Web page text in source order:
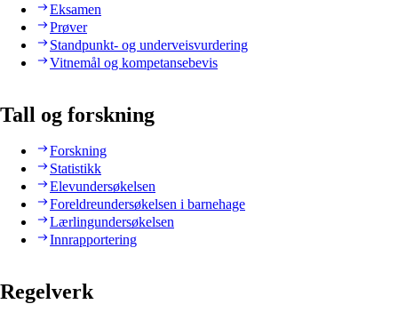
Eksamen
Prøver
Standpunkt- og underveisvurdering
Vitnemål og kompetansebevis
Tall og forskning
Forskning
Statistikk
Elevundersøkelsen
Foreldreundersøkelsen i barnehage
Lærlingundersøkelsen
Innrapportering
Regelverk